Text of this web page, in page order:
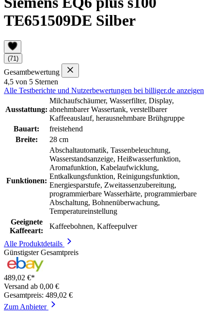
TE651509DE Silber
(71)
Gesamtbewertung
4,5 von 5 Sternen
Alle Testberichte und Nutzerbewertungen bei billiger.de anzeigen
Ausstattung:
Milchaufschäumer, Wasserfilter, Display,
abnehmbarer Wassertank, verstellbarer
Kaffeeauslauf, herausnehmbare Brühgruppe
Bauart:
freistehend
Breite:
28 cm
Funktionen:
Abschaltautomatik, Tassenbeleuchtung,
Wasserstandsanzeige, Heißwasserfunktion,
Aromafunktion, Kabelaufwicklung,
Entkalkungsfunktion, Reinigungsfunktion,
Energiesparstufe, Zweitassenzubereitung,
programmierbare Wasserhärte, programmierbare
Abschaltung, Bohnenüberwachung,
Temperatureinstellung
Geeignete
Kaffeeart:
Kaffeebohnen, Kaffeepulver
Alle Produktdetails
Günstigster Gesamtpreis
489,02 €*
Versand ab 0,00 €
Gesamtpreis: 489,02 €
Zum Anbieter